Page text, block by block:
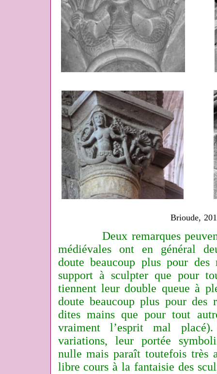
Brioude,
Deux remarques
médiévales ont en général
doute beaucoup plus pour des
support à sculpter que pour
tiennent leur double queue à
doute beaucoup plus pour des
dites mains que pour tout
vraiment l’esprit mal
variations, leur portée
nulle mais paraît toutefois très
libre cours à la fantaisie des